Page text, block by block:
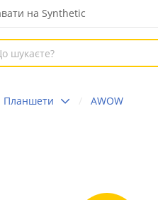
на Synthetic
Планшети AWOW